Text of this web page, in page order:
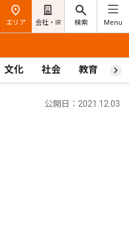
エリア 会社・IR 検索 Menu
文化 社会 教育 ス
公開日：2021.12.03